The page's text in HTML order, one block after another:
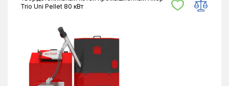
Trio Uni Pellet 80 кВт